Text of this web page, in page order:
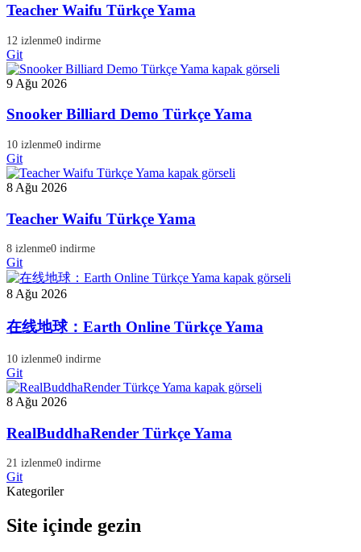
Teacher Waifu Türkçe Yama
12 izlenme0 indirme
Git
9 Ağu 2026
Snooker Billiard Demo Türkçe Yama
10 izlenme0 indirme
Git
8 Ağu 2026
Teacher Waifu Türkçe Yama
8 izlenme0 indirme
Git
8 Ağu 2026
在线地球：Earth Online Türkçe Yama
10 izlenme0 indirme
Git
8 Ağu 2026
RealBuddhaRender Türkçe Yama
21 izlenme0 indirme
Git
Kategoriler
Site içinde gezin